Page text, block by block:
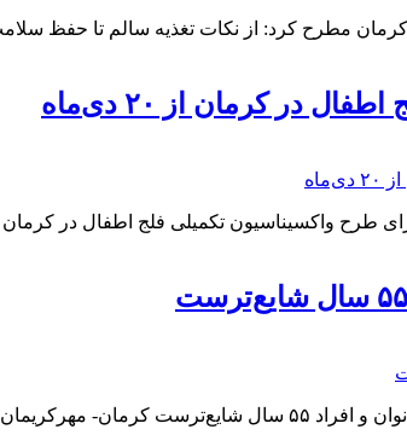
مطرح کرد: از نکات تغذیه سالم تا حفظ
در کرمان از ۲۰ دی‌ماه
یک فوق‌تخصص غدد و متابولیسم: بیماری کم کاری